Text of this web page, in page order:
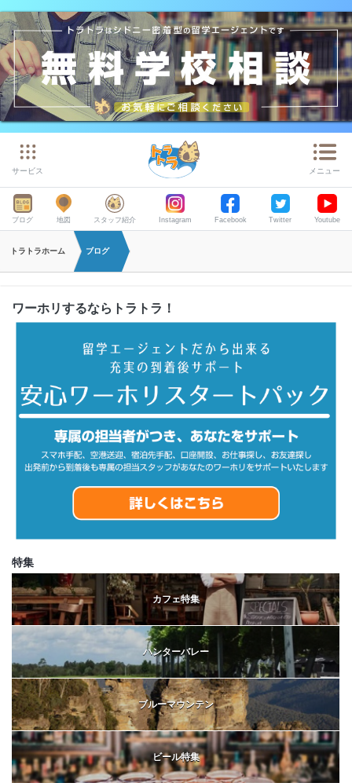
サービス メニュー
ブログ 地図 スタッフ紹介 Instagram Facebook Twitter Youtube
トラトラホーム ブログ
ワーホリするならトラトラ！
特集
カフェ特集
ハンターバレー
ブルーマウンテン
ビール特集